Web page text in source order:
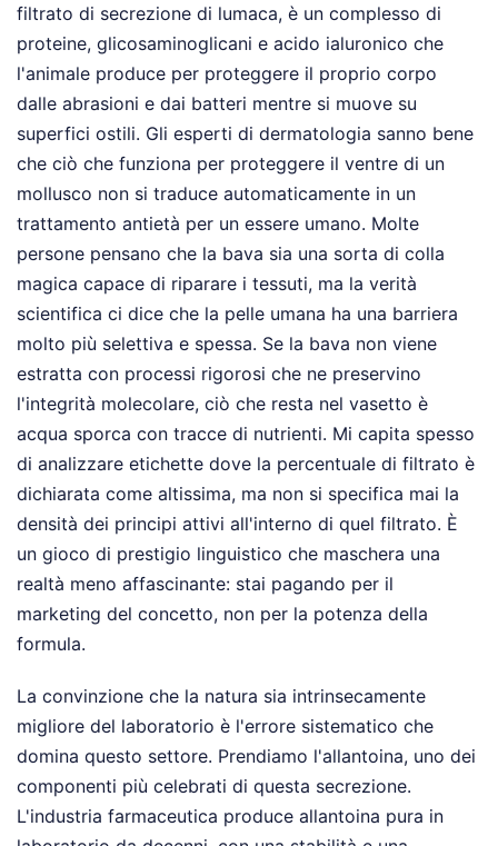
filtrato di secrezione di lumaca, è un complesso di
proteine, glicosaminoglicani e acido ialuronico che
l'animale produce per proteggere il proprio corpo
dalle abrasioni e dai batteri mentre si muove su
superfici ostili. Gli esperti di dermatologia sanno bene
che ciò che funziona per proteggere il ventre di un
mollusco non si traduce automaticamente in un
trattamento antietà per un essere umano. Molte
persone pensano che la bava sia una sorta di colla
magica capace di riparare i tessuti, ma la verità
scientifica ci dice che la pelle umana ha una barriera
molto più selettiva e spessa. Se la bava non viene
estratta con processi rigorosi che ne preservino
l'integrità molecolare, ciò che resta nel vasetto è
acqua sporca con tracce di nutrienti. Mi capita spesso
di analizzare etichette dove la percentuale di filtrato è
dichiarata come altissima, ma non si specifica mai la
densità dei principi attivi all'interno di quel filtrato. È
un gioco di prestigio linguistico che maschera una
realtà meno affascinante: stai pagando per il
marketing del concetto, non per la potenza della
formula.
La convinzione che la natura sia intrinsecamente
migliore del laboratorio è l'errore sistematico che
domina questo settore. Prendiamo l'allantoina, uno dei
componenti più celebrati di questa secrezione.
L'industria farmaceutica produce allantoina pura in